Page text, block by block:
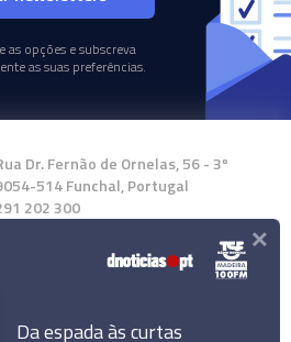
as opções e subscreva
as suas preferências.
Dr. Fernão de Ornelas, 56 - 3º
514 Funchal, Portugal
202 300
a nossa App
Da espada às curtas
×